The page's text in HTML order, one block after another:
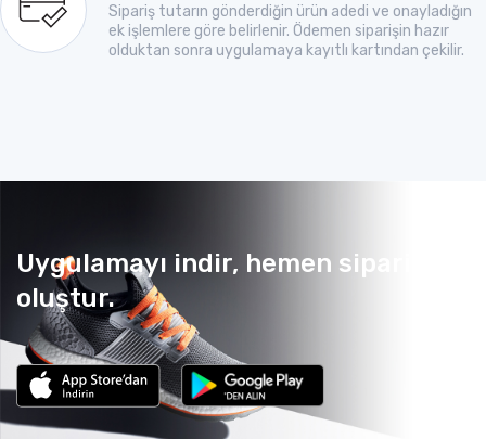
Sipariş tutarın gönderdiğin ürün adedi ve onayladığın
ek işlemlere göre belirlenir. Ödemen siparişin hazır
olduktan sonra uygulamaya kayıtlı kartından çekilir.
Uygulamayı indir, hemen sipariş
oluştur.